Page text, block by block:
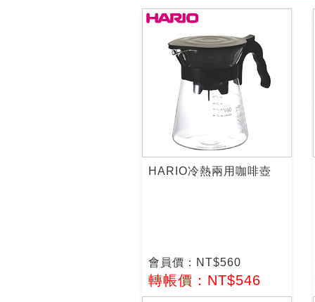
HARIO冷熱兩用咖啡壺
會員價：NT$560
轉帳價：NT$546